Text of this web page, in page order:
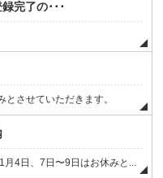
完了の･･･
させていただきます。
4日、7日〜9日はお休みと...